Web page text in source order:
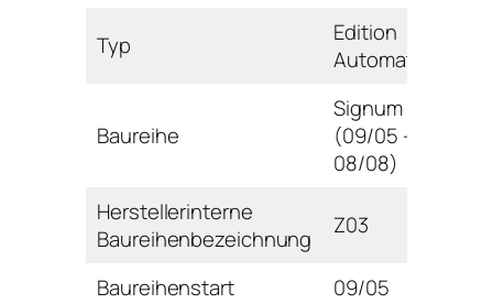
Typ
Edition
Automatik
Baureihe
Signum
(09/05 –
08/08)
Herstellerinterne
Baureihenbezeichnung
Z03
Baureihenstart
09/05